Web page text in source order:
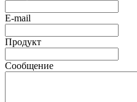
E-mail
Продукт
Сообщение